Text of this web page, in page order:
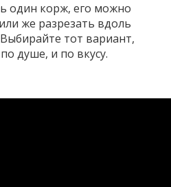
один корж, его можно
же разрезать вдоль
тот вариант,
душе, и по вкусу.